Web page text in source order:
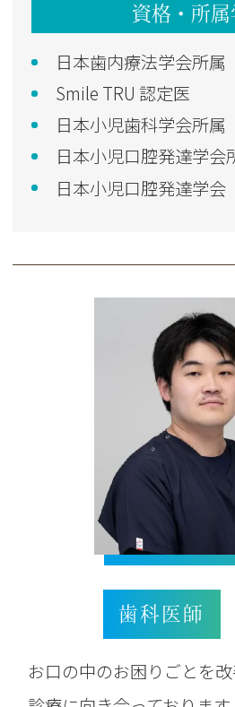
資格・所属
日本歯内療法学会所属
Smile TRU 認定医
日本小児歯科学会所属
日本小児口腔発達学会
日本小児口腔発達学
歯科医師
お口の中のお困りごとを